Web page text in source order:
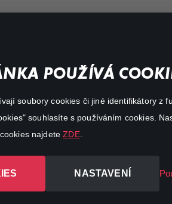
POUŽÍVÁ
soubory cookies či jiné identifikátory z
souhlasíte s používáním cookies.
najdeteZDE.
NASTAVENÍ